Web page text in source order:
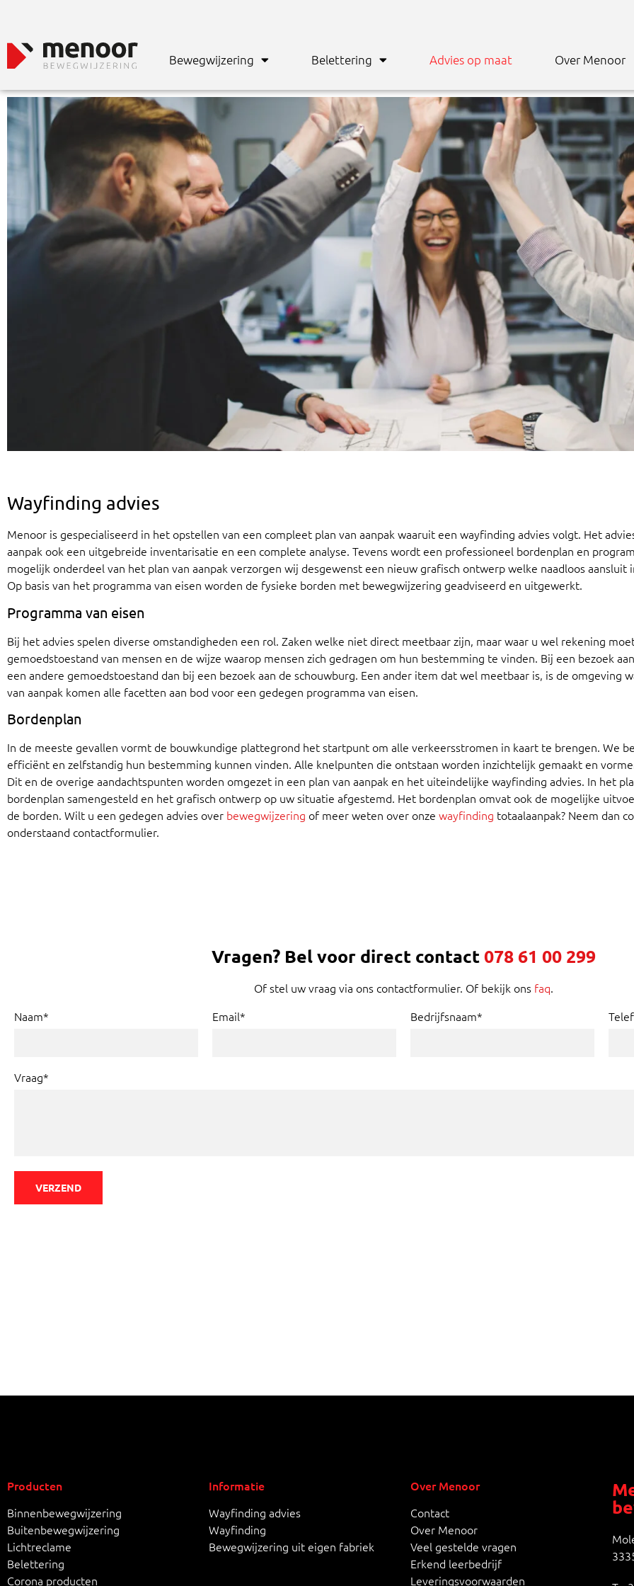
Bewegwijzering Belettering Advies op maat Over Menoor
Wayfinding advies
Menoor is gespecialiseerd in het opstellen van een compleet plan van aanpak waaruit een wayfinding advies volgt. Het
aanpak ook een uitgebreide inventarisatie en een complete analyse. Tevens wordt een professioneel bordenplan en
mogelijk onderdeel van het plan van aanpak verzorgen wij desgewenst een nieuw grafisch ontwerp welke naadloos
Op basis van het programma van eisen worden de fysieke borden met bewegwijzering geadviseerd en uitgewerkt.
Programma van eisen
Bij het advies spelen diverse omstandigheden een rol. Zaken welke niet direct meetbaar zijn, maar waar u wel rekening
gemoedstoestand van mensen en de wijze waarop mensen zich gedragen om hun bestemming te vinden. Bij een bezoek
een andere gemoedstoestand dan bij een bezoek aan de schouwburg. Een ander item dat wel meetbaar is, is de omgeving
van aanpak komen alle facetten aan bod voor een gedegen programma van eisen.
Bordenplan
In de meeste gevallen vormt de bouwkundige plattegrond het startpunt om alle verkeersstromen in kaart te brengen. We
efficiënt en zelfstandig hun bestemming kunnen vinden. Alle knelpunten die ontstaan worden inzichtelijk gemaakt en
Dit en de overige aandachtspunten worden omgezet in een plan van aanpak en het uiteindelijke wayfinding advies. In het
bordenplan samengesteld en het grafisch ontwerp op uw situatie afgestemd. Het bordenplan omvat ook de mogelijke
de borden. Wilt u een gedegen advies over bewegwijzering of meer weten over onze wayfinding totaalaanpak? Neem dan
onderstaand contactformulier.
Vragen? Bel voor direct contact078 61 00 299
Of stel uw vraag via ons contactformulier. Of bekijk ons faq.
Naam*
Email* Bedrijfsnaam*
Vraag*
VERZEND
Producten
Binnenbewegwijzering
Buitenbewegwijzering
Lichtreclame
Belettering
Corona producten
Informatie
Wayfinding advies
Wayfinding
Bewegwijzering uit eigen fabriek
Over Menoor
Contact
Over Menoor
Veel gestelde vragen
Erkend leerbedrijf
Leveringsvoorwaarden